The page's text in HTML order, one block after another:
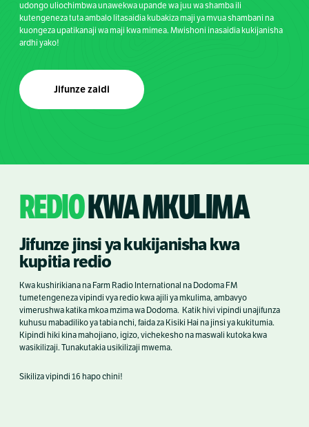
udongo uliochimbwa unawekwa upande wa juu wa shamba ili
kutengeneza tuta ambalo litasaidia kubakiza maji ya mvua shambani na
kuongeza upatikanaji wa maji kwa mimea. Mwishoni inasaidia kukijanisha
ardhi yako!
Jifunze zaidi
REDIOKWA MKULIMA
Jifunze jinsi ya kukijanisha kwa
kupitia redio
Kwa kushirikiana na Farm Radio International na Dodoma FM
tumetengeneza vipindi vya redio kwa ajili ya mkulima, ambavyo
vimerushwa katika mkoa mzima wa Dodoma. Katik hivi vipindi unajifunza
kuhusu mabadiliko ya tabia nchi, faida za Kisiki Hai na jinsi ya kukitumia.
Kipindi hiki kina mahojiano, igizo, vichekesho na maswali kutoka kwa
wasikilizaji. Tunakutakia usikilizaji mwema.
Sikiliza vipindi 16 hapo chini!